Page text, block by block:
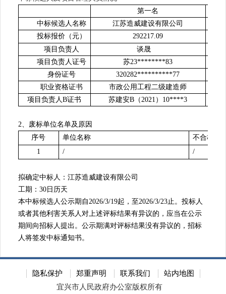
第一名
中标候选人名称
江苏造威建设有限公司
投标报价（元）
292217.09
项目负责人
谈晟
项目负责人证号
苏23********83
身份证号
320282**********77
职业资格证书
市政公用工程二级建造师
项目负责人B证书 苏建安B（2021）10****3
2、废标单位名单及原因
序号
单位名称
不合格原
1
/ /
拟确定中标人： 江苏造威建设有限公司
工期： 30日历天
本中标候选人公示期自2026/3/19起，至2026/3/23止。投标人
或者其他利害关系人对上述评标结果有异议的，应当在公示
期间向招标人提出。公示期满对评标结果没有异议的，招标
人将签发中标通知书。
隐私保护 郑重声明 联系我们
站内地图
宜兴市人民政府办公室版权所有